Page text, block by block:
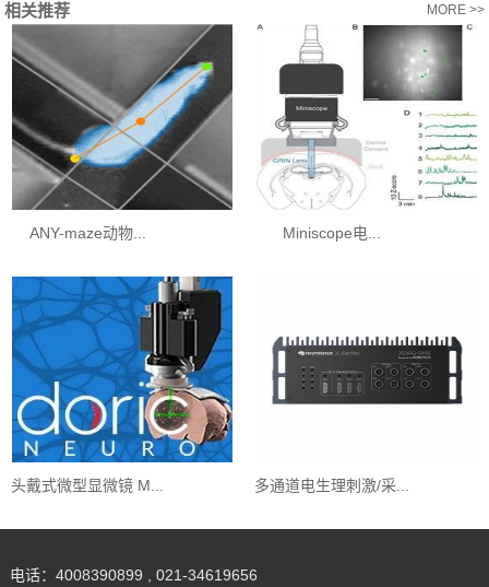
相关推荐 MORE >>
ANY-maze动物... Miniscope电...
头戴式微型显微镜 M... 多通道电生理刺激/采...
电话：4008390899 , 021-34619656